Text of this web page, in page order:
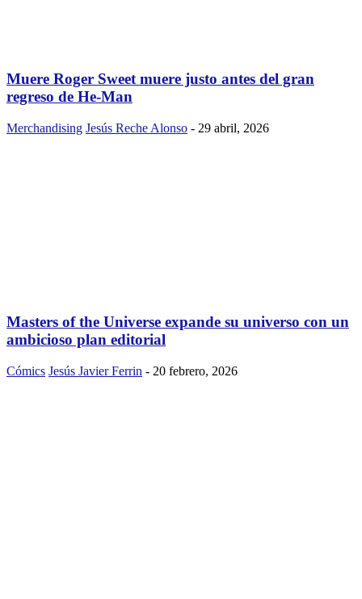
Muere Roger Sweet muere justo antes del gran
regreso de He-Man
Merchandising Jesús Reche Alonso - 29 abril, 2026
Masters of the Universe expande su universo con un
ambicioso plan editorial
Cómics Jesús Javier Ferrin - 20 febrero, 2026